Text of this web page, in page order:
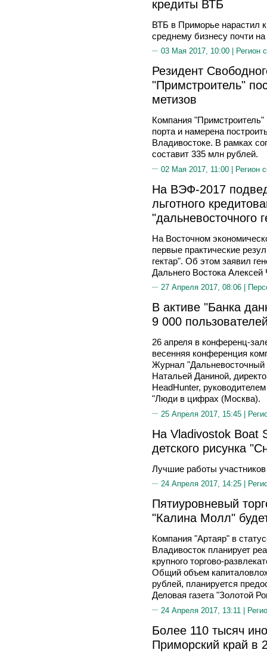
кредиты ВТБ
ВТБ в Приморье нарастил
среднему бизнесу почти на
03 Мая 2017, 10:00 | Регион
Резидент
"Примстроитель"
метизов
Компания "Примстроитель"
порта и намерена
Владивостоке. В рамках
составит 335 млн рублей.
02 Мая 2017, 11:00 | Регион
На ВЭФ-2017
льготного
"дальневосточного
На Восточном
первые практические
гектар". Об этом заявил
Дальнего Востока Алексей
27 Апреля 2017, 08:06 |
В активе "Банка
9 000
26 апреля в конференц-
весенняя конференция
Журнал "Дальневосточный
Натальей Даниной,
HeadHunter,
"Люди в цифрах (Москва).
25 Апреля 2017, 15:45 |
На Vladivostok Boat
детского рисунка
Лучшие работы
24 Апреля 2017, 14:25 |
Пятиуровневый
"Калина Молл"
Компания "Артаяр" в
Владивосток планирует
крупного торгово-
Общий объем
рублей, планируется
Деловая газета "Золотой
24 Апреля 2017, 13:11 |
Более 110 тысяч
Приморcкий край в